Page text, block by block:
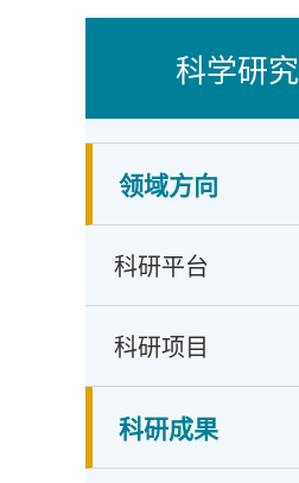
科学研究
领域方向
科研平台
科研项目
科研成果